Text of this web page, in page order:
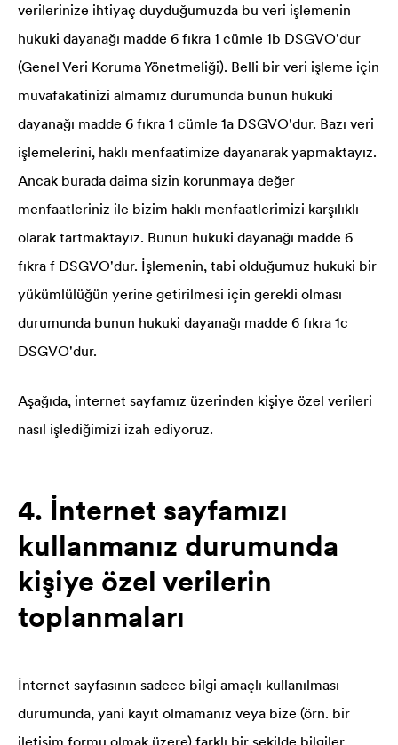
verilerinize ihtiyaç duyduğumuzda bu veri işlemenin
hukuki dayanağı madde 6 fıkra 1 cümle 1b DSGVO'dur
(Genel Veri Koruma Yönetmeliği). Belli bir veri işleme için
muvafakatinizi almamız durumunda bunun hukuki
dayanağı madde 6 fıkra 1 cümle 1a DSGVO'dur. Bazı veri
işlemelerini, haklı menfaatimize dayanarak yapmaktayız.
Ancak burada daima sizin korunmaya değer
menfaatleriniz ile bizim haklı menfaatlerimizi karşılıklı
olarak tartmaktayız. Bunun hukuki dayanağı madde 6
fıkra f DSGVO'dur. İşlemenin, tabi olduğumuz hukuki bir
yükümlülüğün yerine getirilmesi için gerekli olması
durumunda bunun hukuki dayanağı madde 6 fıkra 1c
DSGVO'dur.
Aşağıda, internet sayfamız üzerinden kişiye özel verileri
nasıl işlediğimizi izah ediyoruz.
4. İnternet sayfamızı
kullanmanız durumunda
kişiye özel verilerin
toplanmaları
İnternet sayfasının sadece bilgi amaçlı kullanılması
durumunda, yani kayıt olmamanız veya bize (örn. bir
iletişim formu olmak üzere) farklı bir şekilde bilgiler